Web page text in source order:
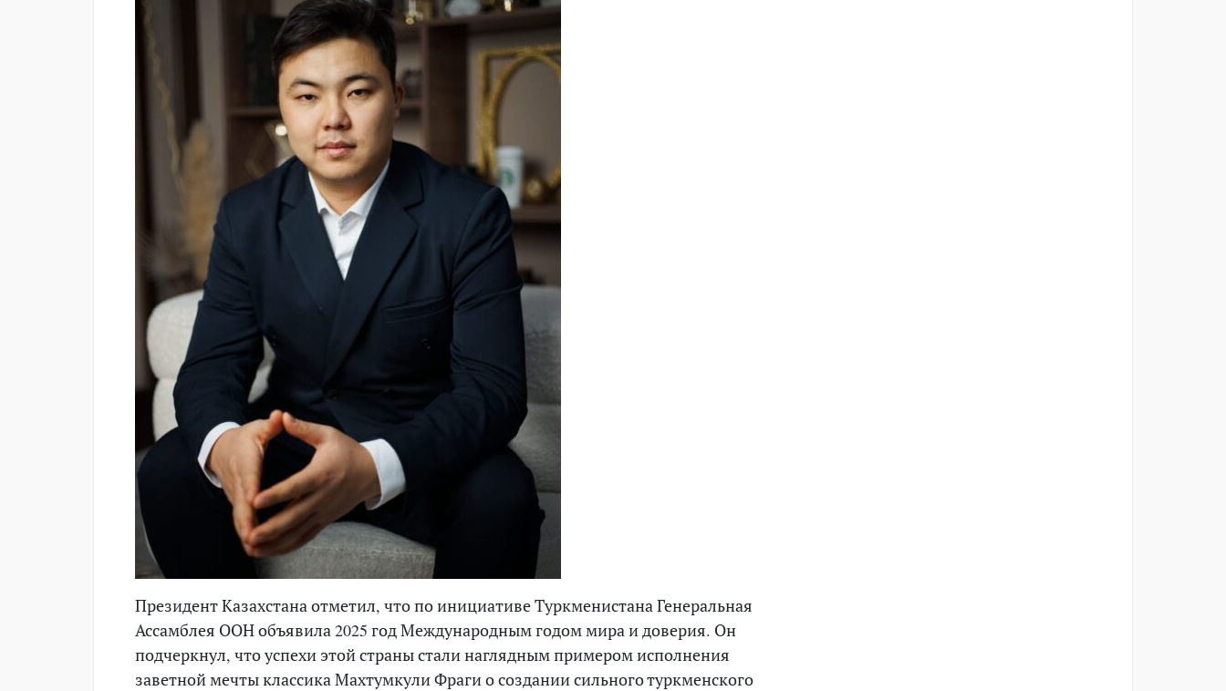
Президент Казахстана отметил, что по инициативе Туркменистана Генеральная
Ассамблея ООН объявила 2025 год Международным годом мира и доверия. Он
подчеркнул, что успехи этой страны стали наглядным примером исполнения
заветной мечты классика Махтумкули Фраги о создании сильного туркменского